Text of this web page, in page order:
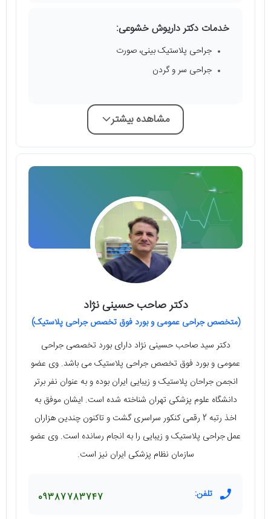
خدمات دکتر داریوش خشوعی:
جراحی پلاستیک بینی، صورت
جراحی سر و گردن
مشاهده بیشتر
دکتر صاحب حسینی نژاد
(متخصص جراحی عمومی و بورد فوق تخصص جراحی پلاستیک)
دکتر سید صاحب حسینی‌ نژاد دارای بورد تخصصی جراحی
عمومی و بورد فوق تخصص جراحی پلاستیک می‌ باشد. وی عضو
انجمن جراحان پلاستیک و زیبایی ایران بوده و به عنوان نفر برتر
دانشگاه علوم پزشکی تهران شناخته شده‌ است. ایشان موفق به
اخذ رتبه‌ 2 رقمی کنکور سراسری گشت و تاکنون چندین هزاران
عمل جراحی پلاستیک و زیبایی را به انجام رسانده است. وی عضو
سازمان نظام پزشکی ایران نیز است.
تلفن: 09387783747